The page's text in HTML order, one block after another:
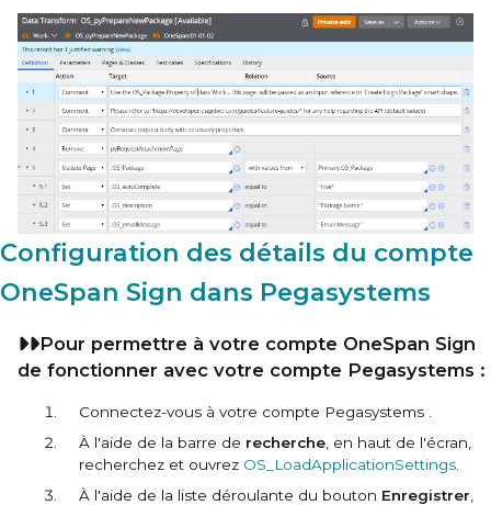
Configuration des détails du compte
OneSpan Sign dans Pegasystems
Pour permettre à votre compte OneSpan Sign
de fonctionner avec votre compte Pegasystems :
Connectez-vous à votre compte Pegasystems
À l'aide de la barre de recherche , en haut de l'écran,
recherchez et ouvrez OS_LoadApplicationSettings
À l'aide de la liste déroulante du bouton Enregistrer